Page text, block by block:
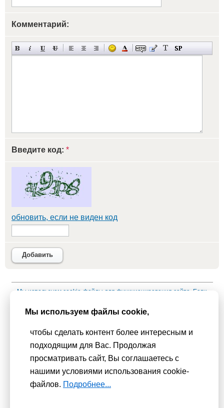
Комментарий:
Введите код: *
обновить, если не виден код
Добавить
Мы используем cookie-файлы для функционирования сайта. Если
конфиденциальности
При использовании материалов активная гиперссылка на
Сhudesenka.ru обязательна. © 2010 - 2026
Копирование мастер-классов без согласования с
администрацией сайта запрещено
Мы используем файлы cookie,
чтобы сделать контент более интересным и
подходящим для Вас. Продолжая
просматривать сайт, Вы соглашаетесь с
нашими условиями использования cookie-
файлов. Подробнее...